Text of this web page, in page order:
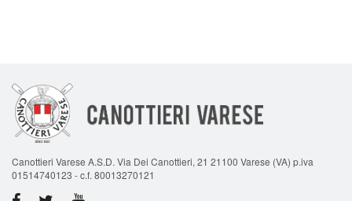
Canottieri Varese A.S.D. Via Dei Canottieri, 21 21100 Varese (VA) p.iva
01514740123 - c.f. 80013270121